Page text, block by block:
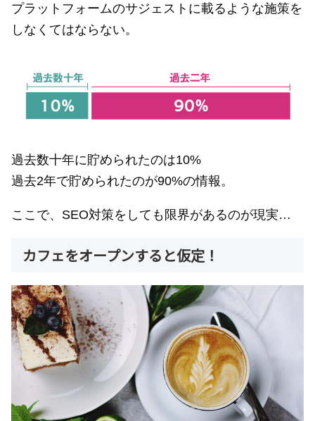
プラットフォームのサジェストに載るような施策を
しなくてはならない。
過去数十年に貯められたのは10%
過去2年で貯められたのが90%の情報。
ここで、SEO対策をしても限界があるのが現実…
カフェをオープンすると仮定！